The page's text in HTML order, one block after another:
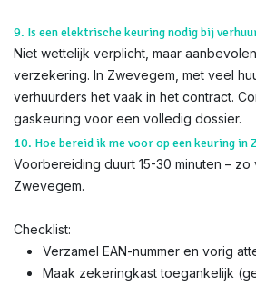
9. Is een elektrische keuring nodig bij
Niet wettelijk verplicht, maar
verzekering. In Zwevegem, met veel
verhuurders het vaak in het contract.
gaskeuring voor een volledig dossier.
10. Hoe bereid ik me voor op een keuring in
Voorbereiding duurt 15-30 minuten –
Zwevegem.
Checklist:
Verzamel EAN-nummer en vorig
Maak zekeringkast toegankelijk